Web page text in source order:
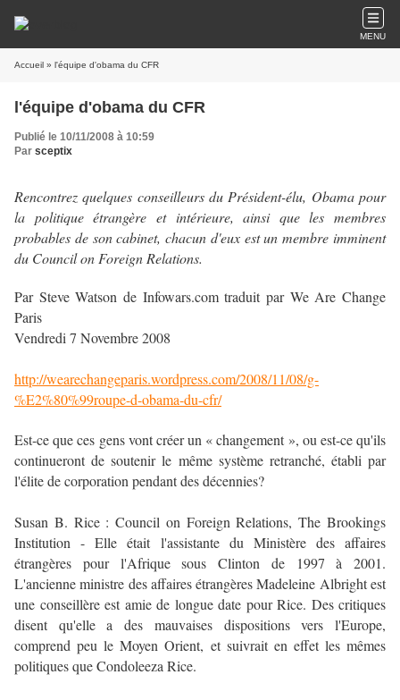
MENU
Accueil » l'équipe d'obama du CFR
l'équipe d'obama du CFR
Publié le 10/11/2008 à 10:59
Par sceptix
Rencontrez quelques conseilleurs du Président-élu, Obama pour
la politique étrangère et intérieure, ainsi que les membres
probables de son cabinet, chacun d'eux est un membre imminent
du Council on Foreign Relations.
Par Steve Watson de Infowars.com traduit par We Are Change
Paris
Vendredi 7 Novembre 2008
http://wearechangeparis.wordpress.com/2008/11/08/g-
%E2%80%99roupe-d-obama-du-cfr/
Est-ce que ces gens vont créer un « changement », ou est-ce qu'ils
continueront de soutenir le même système retranché, établi par
l'élite de corporation pendant des décennies?
Susan B. Rice : Council on Foreign Relations, The Brookings
Institution - Elle était l'assistante du Ministère des affaires
étrangères pour l'Afrique sous Clinton de 1997 à 2001.
L'ancienne ministre des affaires étrangères Madeleine Albright est
une conseillère est amie de longue date pour Rice. Des critiques
disent qu'elle a des mauvaises dispositions vers l'Europe,
comprend peu le Moyen Orient, et suivrait en effet les mêmes
politiques que Condoleeza Rice.